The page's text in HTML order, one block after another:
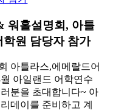
워홀설명회, 아틀
원 담당자 참가
아틀라스,에메랄드어
아일랜드 어학연수
분을 초대합니다~ 아
데이를 준비하고 계